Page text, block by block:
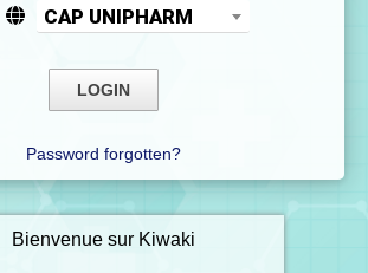
CAP UNIPHARM
Password forgotten?
Bienvenue sur Kiwaki